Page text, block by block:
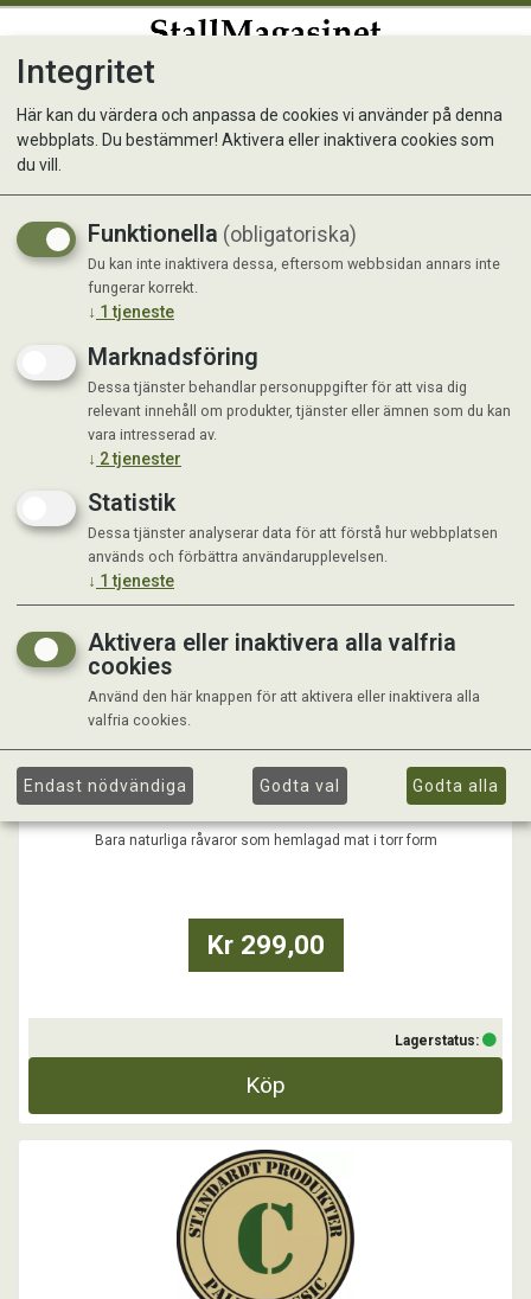
Visar 19 produkter
Standardt PALEO SKONA är till hunden som har behov av lägre
protein och energi i maten oavsett livsstadier.
En antiinflammatorisk kost som ger de bästa förutsättningar för en
god hälsa oavsett ålder, från valp till senior. Sammansatt efter
Bara naturliga råvaror som hemlagad mat i torr form
Kr 299,00
Lagerstatus:
Köp
Integritet
Här kan du värdera och anpassa de cookies vi använder på denna
webbplats. Du bestämmer! Aktivera eller inaktivera cookies som
du vill.
Funktionella (obligatoriska)
Du kan inte inaktivera dessa, eftersom webbsidan annars inte
fungerar korrekt.
↓ 1 tjeneste
Marknadsföring
Dessa tjänster behandlar personuppgifter för att visa dig
relevant innehåll om produkter, tjänster eller ämnen som du kan
vara intresserad av.
↓ 2tjenester
Statistik
Dessa tjänster analyserar data för att förstå hur webbplatsen
används och förbättra användarupplevelsen.
↓ 1 tjeneste
Aktivera eller inaktivera alla valfria
cookies
Använd den här knappen för att aktivera eller inaktivera alla
valfria cookies.
Endast nödvändiga Godta val Godta alla